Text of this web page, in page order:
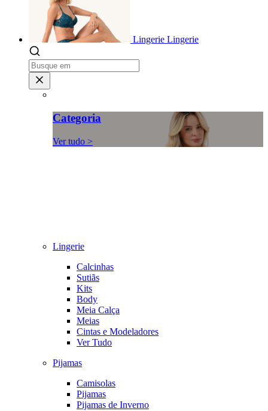
Lingerie Lingerie
Categoria
Ver tudo >
Lingerie
Calcinhas
Sutiãs
Kits
Body
Meia Calça
Meias
Cintas e Modeladores
Ver Tudo
Pijamas
Camisolas
Pijamas
Pijamas de Inverno